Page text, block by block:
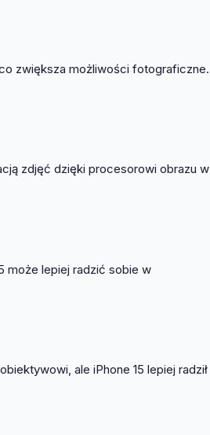
zwiększa możliwości fotograficzne.
zdjęć dzięki procesorowi obrazu w
może lepiej radzić sobie w
ale iPhone 15 lepiej radził